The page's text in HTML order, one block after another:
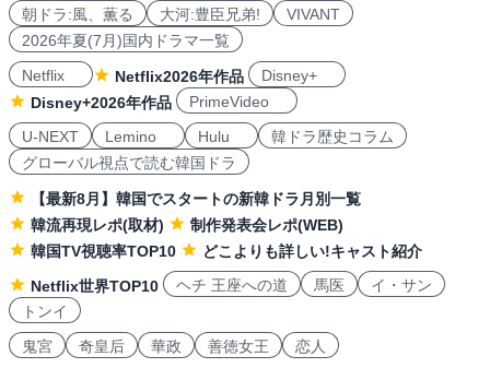
朝ドラ:風、薫る 大河:豊臣兄弟!
VIVANT
2026年夏(7月)国内ドラマ一覧
Netflix
Netflix2026年作品
Disney+
Disney+2026年作品
PrimeVideo
U-NEXT
Lemino Hulu
韓ドラ歴史コラム
グローバル視点で読む韓国ドラ
【最新8月】韓国でスタートの新韓ドラ月別一覧
韓流再現レポ(取材)
制作発表会レポ(WEB)
韓国TV視聴率TOP10
どこよりも詳しい!キャスト紹介
Netflix世界TOP10
ヘチ 王座への道 馬医
イ・サン
トンイ
鬼宮
奇皇后 華政 善徳女王 恋人